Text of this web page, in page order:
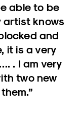
able to be
artist knows
and
it is a very
. I am very
two new